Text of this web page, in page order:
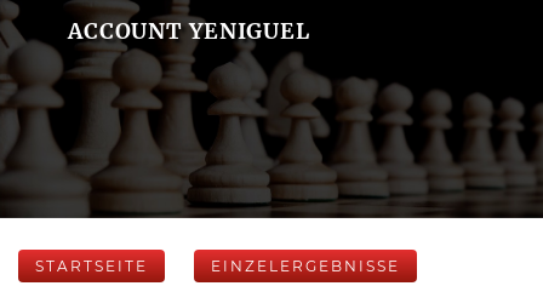
ACCOUNT YENIGUEL
STARTSEITE EINZELERGEBNISSE